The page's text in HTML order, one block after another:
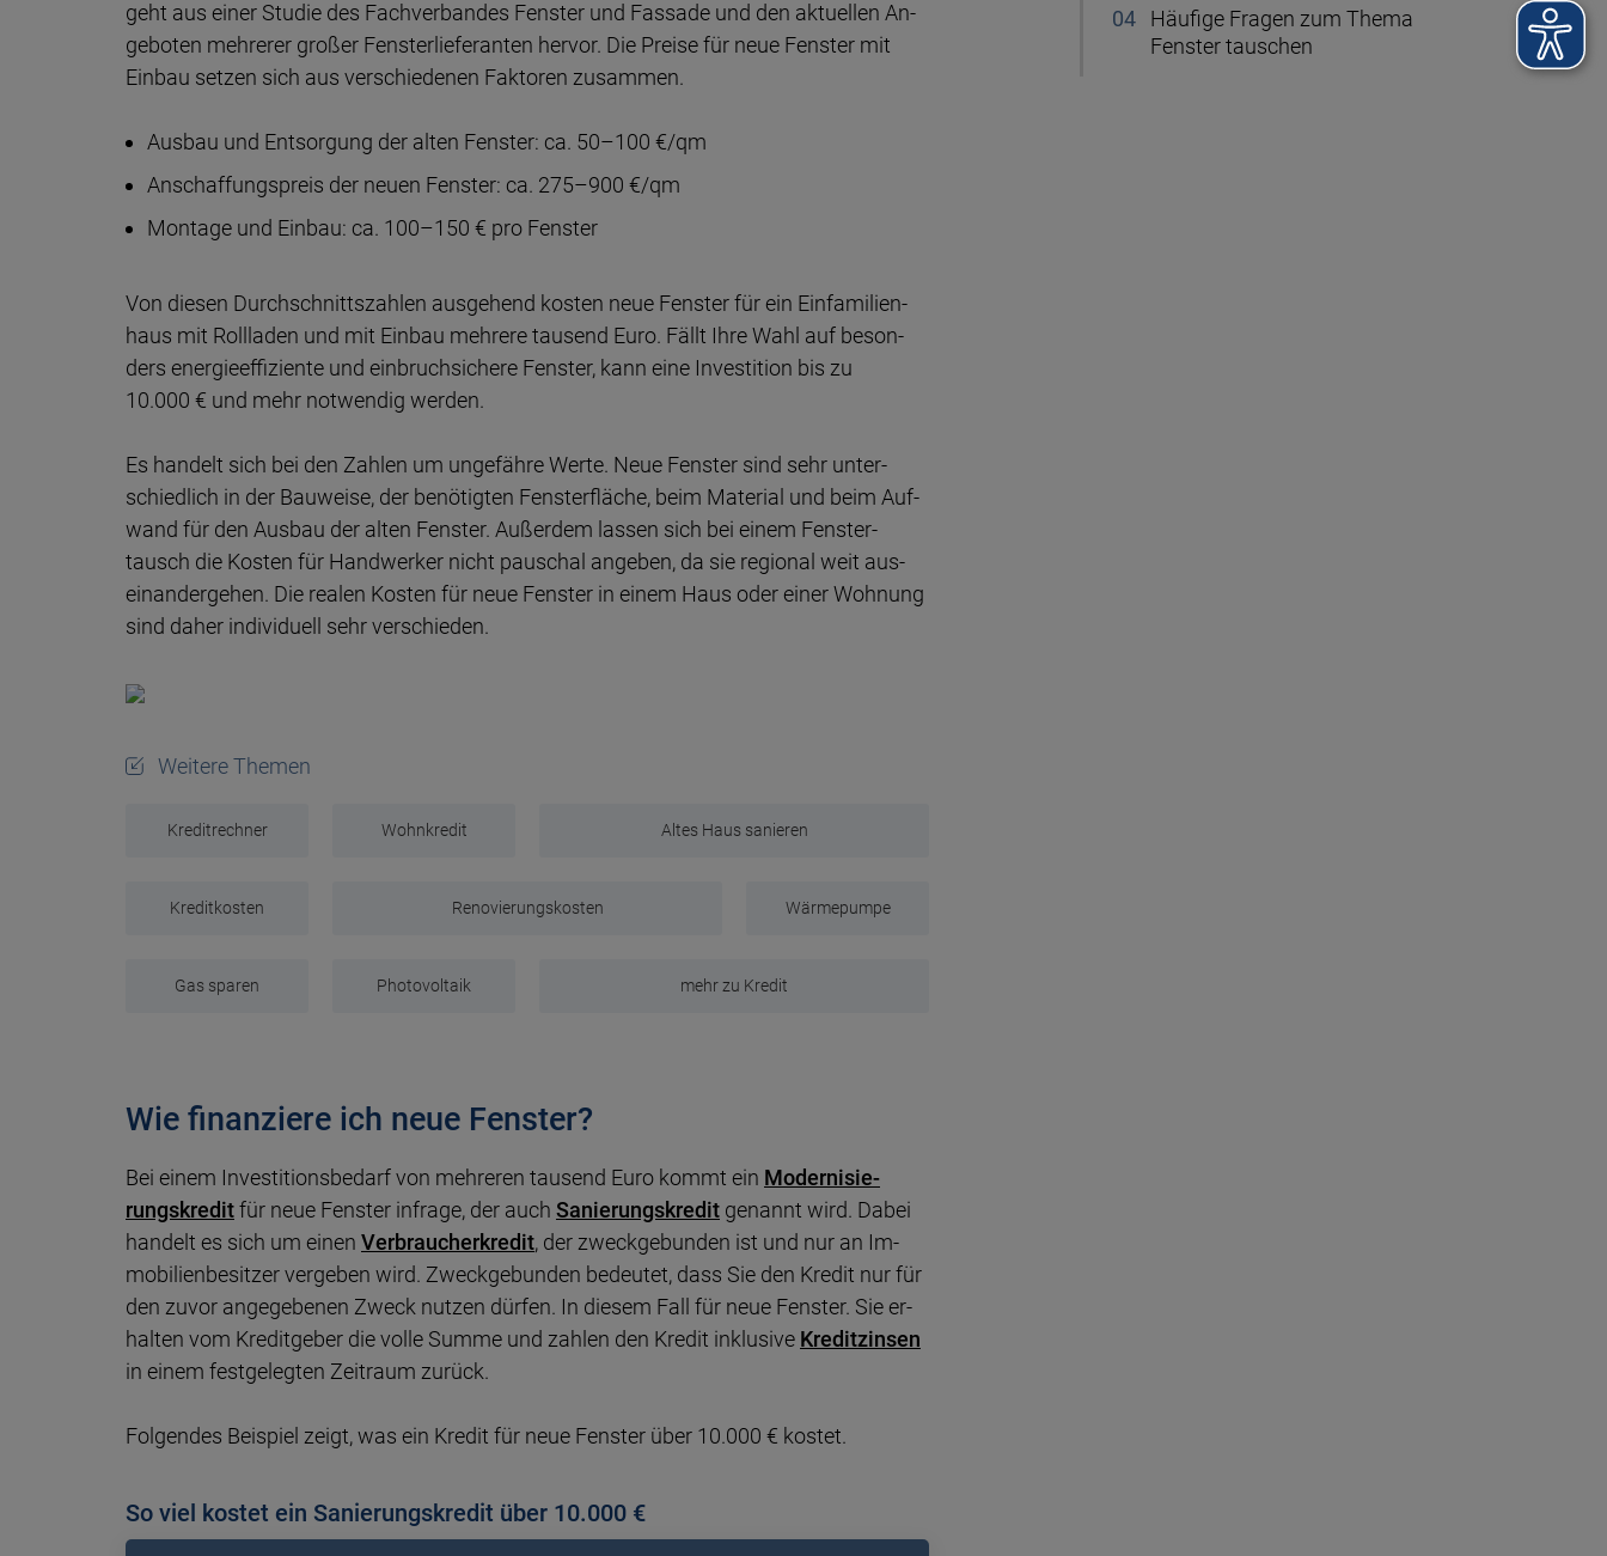
geht aus einer Stu­die des Fach­ver­bandes Fens­ter und Fassade und den aktu­ellen An­
ge­boten meh­re­rer großer Fens­ter­lie­fe­ran­ten hervor. Die Preise für neue Fens­ter mit
Ein­bau setzen sich aus ver­schie­denen Fak­to­ren zusammen.
Ausbau und Entsorgung der alten Fenster: ca. 50–100 €/qm
Anschaffungspreis der neuen Fenster: ca. 275–900 €/qm
Montage und Einbau: ca. 100–150 € pro Fenster
Von diesen Durchschnittszahlen aus­ge­hend kos­ten neue Fens­ter für ein Ein­fa­milien­
haus mit Roll­la­den und mit Ein­bau meh­re­re tau­send Euro. Fällt Ihre Wahl auf b­eson­
ders ener­gie­effi­ziente und ein­bruch­siche­re Fens­ter, kann eine In­ves­ti­tion bis zu
10.000 € und mehr not­wen­dig werden.
Es handelt sich bei den Zahlen um un­ge­fähre Werte. Neue Fens­ter sind sehr un­ter­
schied­lich in der Bau­weise, der be­nö­tig­ten Fens­ter­fläche, beim Mate­rial und beim Auf­
wand für den Aus­bau der alten Fenster. Außer­dem lassen sich bei einem Fens­ter­
tausch die Kos­ten für Hand­wer­ker nicht pau­schal an­ge­ben, da sie regio­nal weit aus­
ein­ander­gehen. Die realen Kos­ten für neue Fens­ter in einem Haus oder einer Woh­nung
sind daher indi­vidu­ell sehr verschieden.
Weitere Themen
Kreditrechner Wohnkredit Altes Haus sanieren
Kreditkosten Renovierungskosten Wärmepumpe
Gas sparen Photovoltaik mehr zu Kredit
Wie finanziere ich neue Fenster?
Bei einem Investitionsbedarf von mehreren tausend Euro kommt ein Moder­ni­sie­
rungs­kre­ditfür neue Fens­ter in­fra­ge, der auch Sa­nie­rungs­kre­dit ge­nannt wird. Dabei
han­delt es sich um einen Ver­brau­cher­kre­dit, der zweck­ge­bun­den ist und nur an Im­
mo­bilien­be­sit­zer ver­geben wird. Zweck­ge­bun­den be­deu­tet, dass Sie den Kredit nur für
den zuvor an­ge­ge­be­nen Zweck nut­zen dür­fen. In diesem Fall für neue Fens­ter. Sie er­
hal­ten vom Kre­dit­ge­ber die volle Sum­me und zah­len den Kredit in­klu­sive Kre­dit­zin­sen
in einem fest­ge­leg­ten Zeit­raum zurück.
Folgendes Beispiel zeigt, was ein Kre­dit für neue Fens­ter über 10.000 € kostet.
So viel kostet ein Sanierungskredit über 10.000 €
Häufige Fragen zum Thema
Fenster tauschen